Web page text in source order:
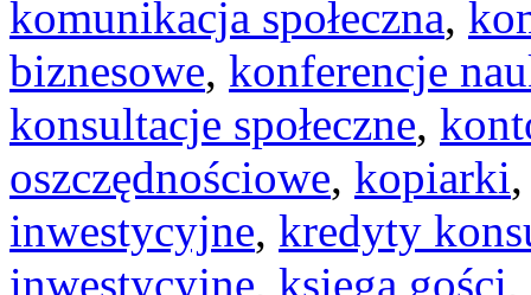
komunikacja społeczna,
biznesowe, konferencje
konsultacje społeczne,
oszczędnościowe, kopiarki
inwestycyjne, kredyty
inwestycyjne, księga gości,